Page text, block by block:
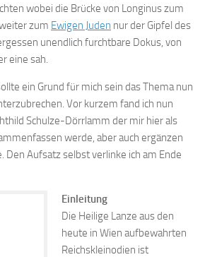
wobei die Brücke von Longinus zum
zum Ewigen Juden nur der Gipfel des
unendlich furchtbare Dokus, von
eine sah.
ein Grund für mich sein das Thema nun
Vor kurzem fand ich nun
Schulze-Dörrlamm der mir hier als
werde, aber auch ergänzen
Den Aufsatz selbst verlinke ich am Ende
Einleitung
Die Heilige Lanze aus den
heute in Wien aufbewahrten
Reichskleinodien ist